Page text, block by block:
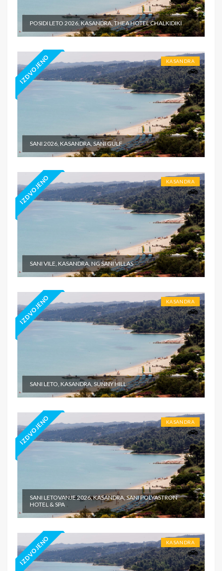
POSIDI LETO 2026, KASANDRA, THEA HOTEL CHALKIDIKI
IZDVOJENO KASANDRA
SANI 2026, KASANDRA, SANI GULF
IZDVOJENO KASANDRA
SANI VILE, KASANDRA, NG SANI VILLAS
IZDVOJENO KASANDRA
SANI LETO, KASANDRA, SUNNY HILL
IZDVOJENO KASANDRA
SANI LETOVANJE 2026, KASANDRA, SANI POLYASTRON
HOTEL & SPA
IZDVOJENO KASANDRA